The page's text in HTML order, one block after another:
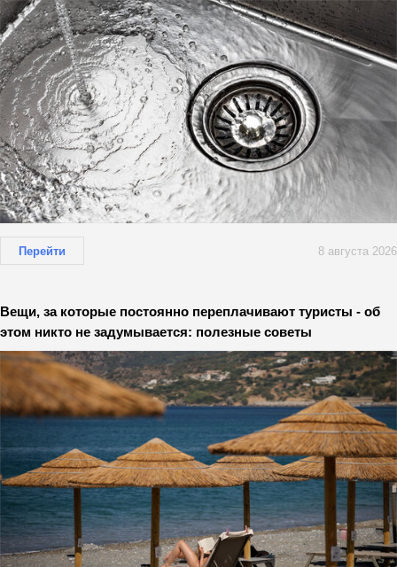
Перейти 8 августа 2026
Вещи, за которые постоянно переплачивают туристы - об
этом никто не задумывается: полезные советы